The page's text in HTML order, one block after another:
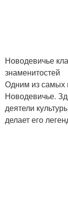
Новодевичье
знаменитостей
Одним из самых
Новодевичье.
деятели
делает его